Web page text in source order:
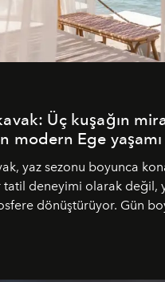
Üç kuşağın
modern Ege yaşamı
yaz sezonu boyunca
tatil deneyimi olarak değil,
dönüştürüyor. Gün